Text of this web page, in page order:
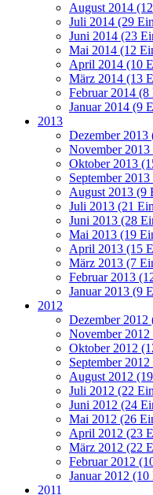
August 2014
Juli 2014 (29
Juni 2014 (23
Mai 2014 (12
April 2014 (10
März 2014 (13
Februar 2014 (8
Januar 2014 (9
2013
Dezember 2013
November
Oktober 2013
September
August 2013 (9
Juli 2013 (21
Juni 2013 (28
Mai 2013 (19
April 2013 (15
März 2013 (7
Februar 2013
Januar 2013 (9
2012
Dezember 2012
November
Oktober 2012
September
August 2012
Juli 2012 (22
Juni 2012 (24
Mai 2012 (26
April 2012 (23
März 2012 (22
Februar 2012
Januar 2012 (10
2011